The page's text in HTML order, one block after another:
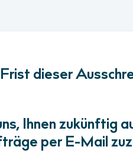
dieser
Ihnen zukünftig
per E-Mail